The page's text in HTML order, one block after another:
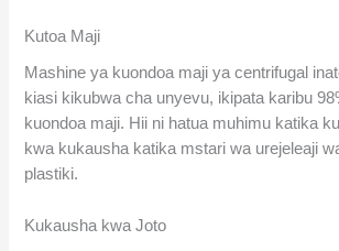
Kutoa Maji
Mashine ya kuondoa maji ya centrifugal
kiasi kikubwa cha unyevu, ikipata karibu
kuondoa maji. Hii ni hatua muhimu katika
kwa kukausha katika mstari wa urejeleaji
plastiki.
Kukausha kwa Joto